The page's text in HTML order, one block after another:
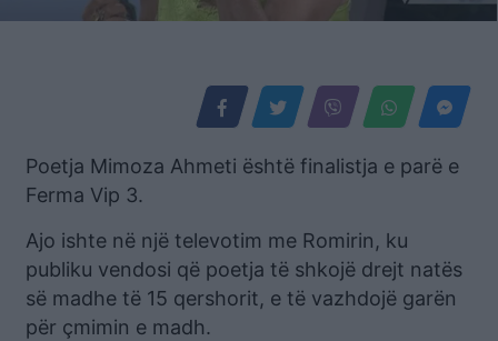
Poetja Mimoza Ahmeti është finalistja e parë e
Ferma Vip 3.
Ajo ishte në një televotim me Romirin, ku
publiku vendosi që poetja të shkojë drejt natës
së madhe të 15 qershorit, e të vazhdojë garën
për çmimin e madh.